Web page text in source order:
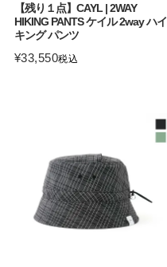
【残り１点】CAYL | 2WAY
HIKING PANTS ケイル 2way ハイ
キング パンツ
¥33,550税込